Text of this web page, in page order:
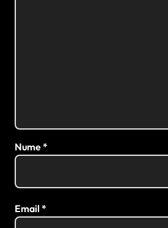
Nume*
Email *